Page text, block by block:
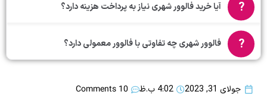
آیا خرید فالوور شهری نیاز به پرداخت هزینه دارد؟
فالوور شهری چه تفاوتی با فالوور معمولی دارد؟
جولای 31, 2023 4:02 ب.ظ 10 Comments